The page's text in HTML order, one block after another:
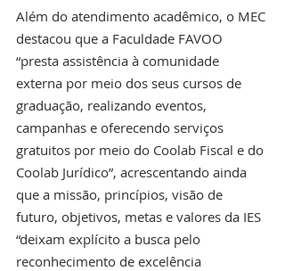
Além do atendimento acadêmico, o MEC
destacou que a Faculdade FAVOO
“presta assistência à comunidade
externa por meio dos seus cursos de
graduação, realizando eventos,
campanhas e oferecendo serviços
gratuitos por meio do Coolab Fiscal e do
Coolab Jurídico”, acrescentando ainda
que a missão, princípios, visão de
futuro, objetivos, metas e valores da IES
“deixam explícito a busca pelo
reconhecimento de excelência